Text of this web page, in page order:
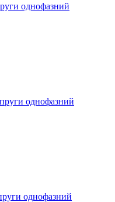
однофазний
однофазний
однофазний